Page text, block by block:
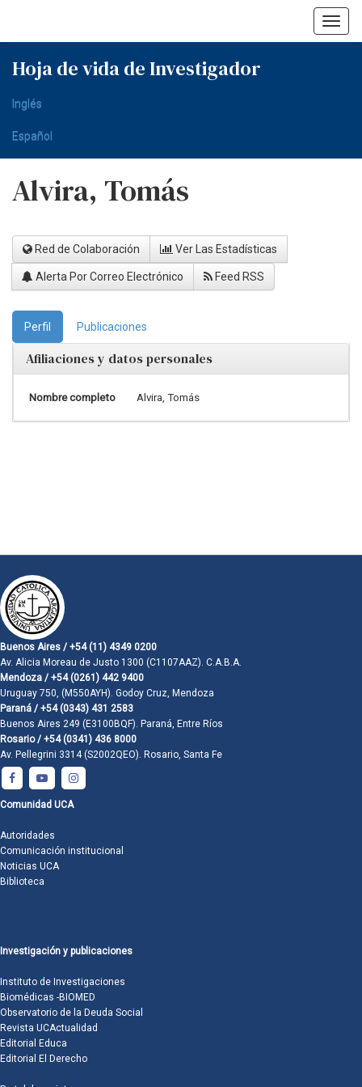
Hoja de vida de Investigador
Inglés
Español
Alvira, Tomás
Red de Colaboración Ver Las Estadísticas
Alerta Por Correo Electrónico Feed RSS
Perfil Publicaciones
Afiliaciones y datos personales
Nombre completo Alvira, Tomás
Buenos Aires / +54 (11) 4349 0200
Av. Alicia Moreau de Justo 1300 (C1107AAZ). C.A.B.A.
Mendoza / +54 (0261) 442 9400
Uruguay 750, (M550AYH). Godoy Cruz, Mendoza
Paraná / +54 (0343) 431 2583
Buenos Aires 249 (E3100BQF). Paraná, Entre Ríos
Rosario / +54 (0341) 436 8000
Av. Pellegrini 3314 (S2002QEO). Rosario, Santa Fe
Comunidad UCA
Autoridades
Comunicación institucional
Noticias UCA
Biblioteca
Investigación y publicaciones
Instituto de Investigaciones
Biomédicas -BIOMED
Observatorio de la Deuda Social
Revista UCActualidad
Editorial Educa
Editorial El Derecho